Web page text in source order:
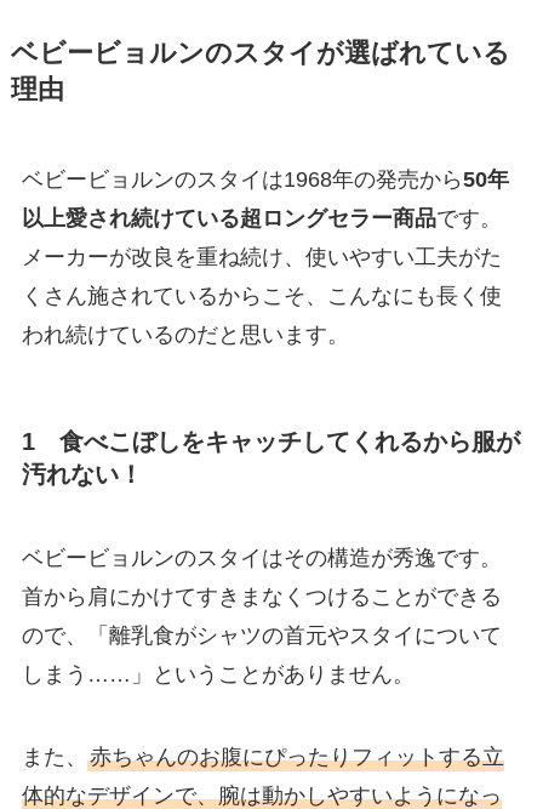
ベビービョルンのスタイが選ばれている
理由
ベビービョルンのスタイは1968年の発売から50年
以上愛され続けている超ロングセラー商品です。
メーカーが改良を重ね続け、使いやすい工夫がた
くさん施されているからこそ、こんなにも長く使
われ続けているのだと思います。
1 食べこぼしをキャッチしてくれるから服が
汚れない！
ベビービョルンのスタイはその構造が秀逸です。
首から肩にかけてすきまなくつけることができる
ので、「離乳食がシャツの首元やスタイについて
しまう……」ということがありません。
また、 赤ちゃんのお腹にぴったりフィットする立
体的なデザインで、腕は動かしやすいようになっ